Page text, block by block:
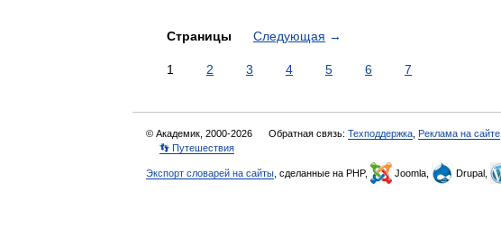
Страницы Следующая →
1 2 3 4 5 6 7
© Академик, 2000-2026 Обратная связь: Техподдержка Реклама на сайте
👣 Путешествия
Экспорт словарей на сайты , сделанные на PHP, Joomla, Drupal,